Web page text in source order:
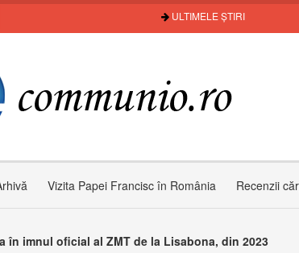
ULTIMELE ȘTIRI
Vizita Papei Francisc în România Recenzii
în imnul oficial al ZMT de la Lisabona, din 2023